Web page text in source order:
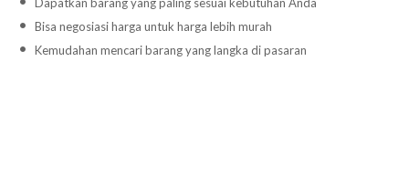
Bisa negosiasi harga untuk harga lebih murah
Kemudahan mencari barang yang langka di pasaran